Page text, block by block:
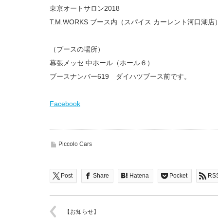
東京オートサロン2018
T.M.WORKS ブース内（スパイス カーレント河口湖店）
（ブースの場所）
幕張メッセ 中ホール（ホール６）
ブースナンバー619 ダイハツブース前です。
Facebook
Piccolo Cars
Post Share Hatena Pocket
【お知らせ】